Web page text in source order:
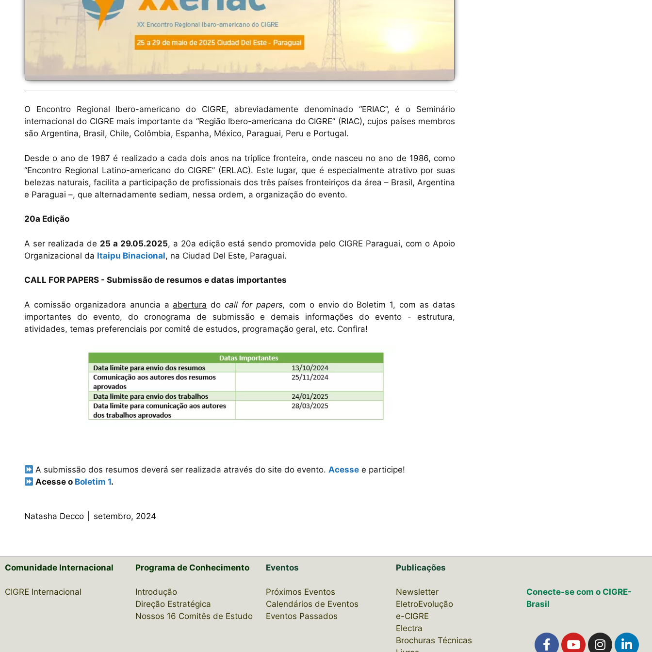
O Encontro Regional Ibero-americano do CIGRE, abreviadamente denominado “ERIAC”, é o Seminário
internacional do CIGRE mais importante da “Região Ibero-americana do CIGRE” (RIAC), cujos países membros
são Argentina, Brasil, Chile, Colômbia, Espanha, México, Paraguai, Peru e Portugal.
Desde o ano de 1987 é realizado a cada dois anos na tríplice fronteira, onde nasceu no ano de 1986, como
“Encontro Regional Latino-americano do CIGRE” (ERLAC). Este lugar, que é especialmente atrativo por suas
belezas naturais, facilita a participação de profissionais dos três países fronteiriços da área – Brasil, Argentina
e Paraguai –, que alternadamente sediam, nessa ordem, a organização do evento.
20a Edição
A ser realizada de 25 a 29.05.2025, a 20a edição está sendo promovida pelo CIGRE Paraguai, com o Apoio
Organizacional da Itaipu Binacional, na Ciudad Del Este, Paraguai.
CALL FOR PAPERS - Submissão de resumos e datas importantes
A comissão organizadora anuncia a abertura docall for papers, com o envio do Boletim 1, com as datas
importantes do evento, do cronograma de submissão e demais informações do evento - estrutura,
atividades, temas preferenciais por comitê de estudos, programação geral, etc. Confira!
A submissão dos resumos deverá ser realizada através do site do evento.Acesse e participe!
Acesse o Boletim 1.
Natasha Decco setembro, 2024
Comunidade Internacional
CIGRE Internacional
Programa de Conhecimento
Introdução
Direção Estratégica
Nossos 16 Comitês de Estudo
Eventos
Próximos Eventos
Calendários de Eventos
Eventos Passados
Publicações
Newsletter
EletroEvolução
e-CIGRE
Electra
Brochuras Técnicas
Conecte-se com o CIGRE-
Brasil